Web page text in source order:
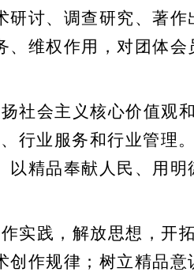
研讨、调查研究、著作
、维权作用 ， 对团体会
社会主义核心价值观和
行业服务和行业管理
精品奉献人民、用明
实践，解放思想，开
创作规律；树立精品意